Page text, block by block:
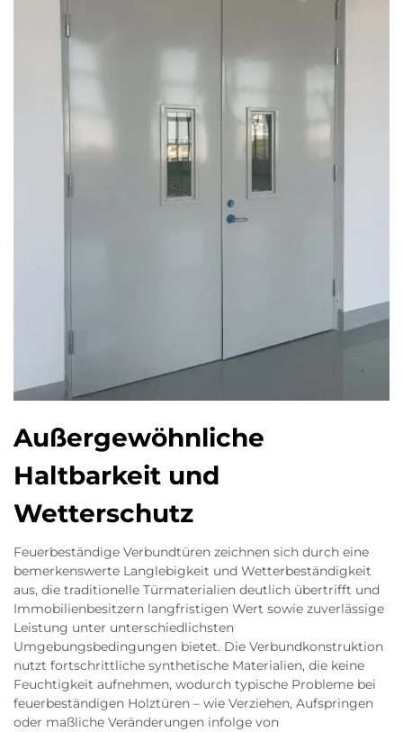
Außergewöhnliche
Haltbarkeit und
Wetterschutz
Feuerbeständige Verbundtüren zeichnen sich durch eine
bemerkenswerte Langlebigkeit und Wetterbeständigkeit
aus, die traditionelle Türmaterialien deutlich übertrifft und
Immobilienbesitzern langfristigen Wert sowie zuverlässige
Leistung unter unterschiedlichsten
Umgebungsbedingungen bietet. Die Verbundkonstruktion
nutzt fortschrittliche synthetische Materialien, die keine
Feuchtigkeit aufnehmen, wodurch typische Probleme bei
feuerbeständigen Holztüren – wie Verziehen, Aufspringen
oder maßliche Veränderungen infolge von